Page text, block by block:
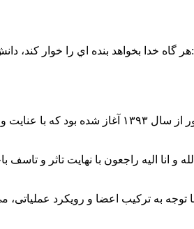
هر گاه خدا بخواهد بنده اي را خوار كند،حضرت علی (ع):